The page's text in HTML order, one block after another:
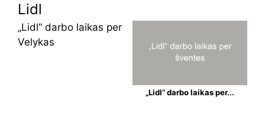
Lidl
„Lidl“ darbo laikas per
Velykas
„Lidl“ darbo laikas per...